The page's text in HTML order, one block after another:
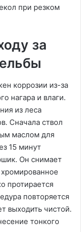
при резком
за
коррозии из-за
нагара и влаги.
из леса
Сначала ствол
маслом для
15 минут
Он снимает
протирается
повторяется
выходить чистой.
тонкого